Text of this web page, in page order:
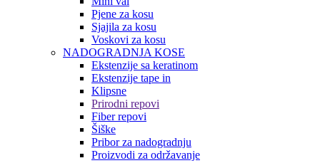
Pjene za kosu
Sjajila za kosu
Voskovi za kosu
NADOGRADNJA KOSE
Ekstenzije sa keratinom
Ekstenzije tape in
Klipsne
Prirodni repovi
Fiber repovi
Šiške
Pribor za nadogradnju
Proizvodi za održavanje